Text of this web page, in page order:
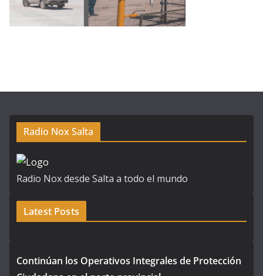
Radio Nox Salta
Radio Nox desde Salta a todo el mundo
Latest Posts
Continúan los Operativos Integrales de Protección